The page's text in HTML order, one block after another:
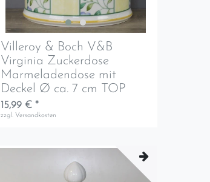
Villeroy & Boch V&B
Virginia Zuckerdose
Marmeladendose mit
Deckel Ø ca. 7 cm TOP
15,99 € *
zzgl. Versandkosten